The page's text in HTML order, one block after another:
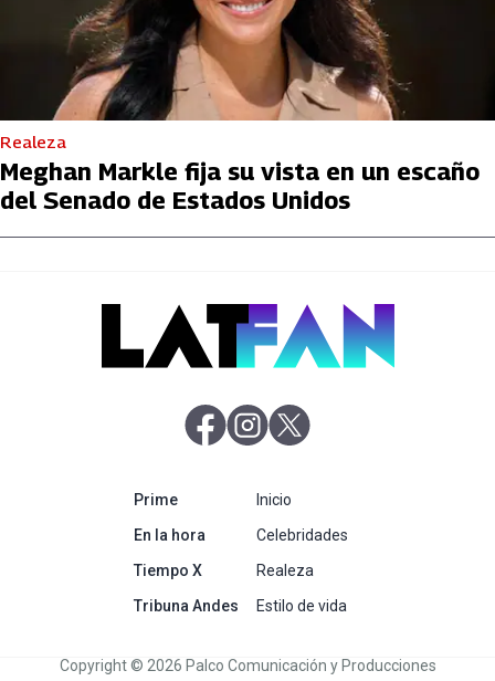
Realeza
Meghan Markle fija su vista en un escaño
del Senado de Estados Unidos
abre en nueva pestaña
abre en nueva pestaña
Primeabre en nueva pestaña
En la hora abre en nueva pestaña
Tiempo Xabre en nueva pestaña
Tribuna Andes abre en nueva pestaña
Inicio
Celebridades
Realeza
Estilo de vida
Copyright © 2026 Palco Comunicación y Producciones